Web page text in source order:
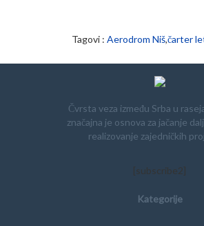
Tagovi : Aerodrom Niš,čarter
Čvrsta veza između Srba u
značajna je osnova za jačanje
realizovanje zajedničkih
[subscribe2]
Kategorije